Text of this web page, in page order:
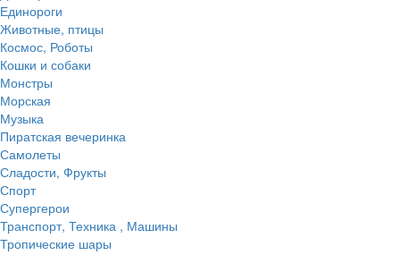
Единороги
Животные, птицы
Космос, Роботы
Кошки и собаки
Монстры
Морская
Музыка
Пиратская вечеринка
Самолеты
Сладости, Фрукты
Спорт
Супергерои
Транспорт, Техника , Машины
Тропические шары